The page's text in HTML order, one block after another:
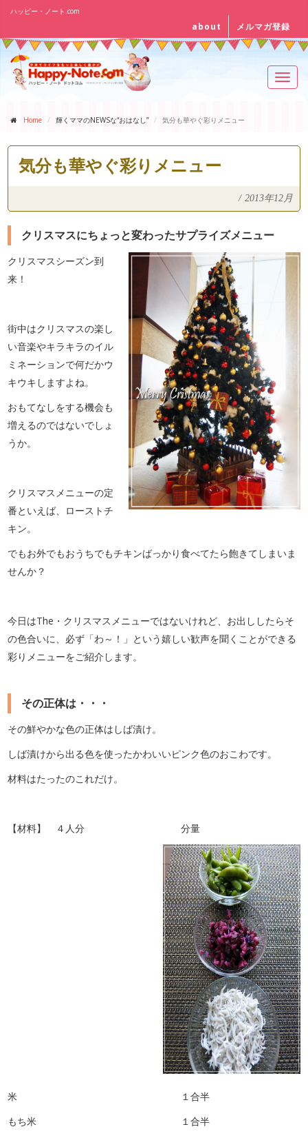
ハッピー・ノート.com
about メルマガ登録
Home 輝くママのNEWSな“おはなし” 気分も華やぐ彩りメニュー
気分も華やぐ彩りメニュー
/ 2013年12月
クリスマスにちょっと変わったサプライズメニュー
クリスマスシーズン到
来！
街中はクリスマスの楽し
い音楽やキラキラのイル
ミネーションで何だかウ
キウキしますよね。
おもてなしをする機会も
増えるのではないでしょ
うか。
クリスマスメニューの定
番といえば、ローストチ
キン。
でもお外でもおうちでもチキンばっかり食べてたら飽きてしまいま
せんか？
今日はThe・クリスマスメニューではないけれど、お出ししたらそ
の色合いに、必ず「わ～！」という嬉しい歓声を聞くことができる
彩りメニューをご紹介します。
その正体は・・・
その鮮やかな色の正体はしば漬け。
しば漬けから出る色を使ったかわいいピンク色のおこわです。
材料はたったのこれだけ。
【材料】 ４人分 分量
米 １合半
もち米 １合半